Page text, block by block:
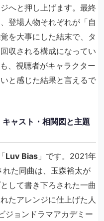
へと押し上げます。最終
登場人物それぞれが「自
を大事にした結末で、タ
収される構成になってい
、視聴者がキャラクター
と感じた結果と言えるで
キャスト・相関図と主題
Luv Bias 」です。2021年
た同曲は、玉森裕太が
して書き下ろされた一曲
たアレンジに仕上げた人
ジョンドラマアカデミー